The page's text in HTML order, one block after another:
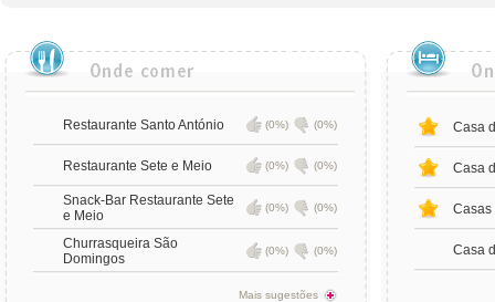
Restaurante Santo António (0%) (0%)
Restaurante Sete e Meio (0%) (0%)
Snack-Bar Restaurante Sete
e Meio
(0%) (0%)
Churrasqueira São
Domingos
(0%) (0%)
Mais sugestões
Casa
Casa
Casas
Casa